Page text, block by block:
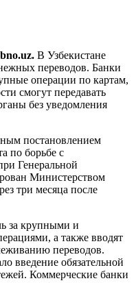
В Узбекистане
переводов. Банки
операции по картам,
смогут передавать
без уведомления
постановлением
по борьбе с
Генеральной
Министерством
три месяца после
за крупными и
а также вводят
переводов.
введение обязательной
Коммерческие банки